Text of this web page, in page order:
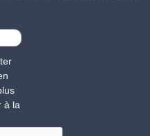
à la